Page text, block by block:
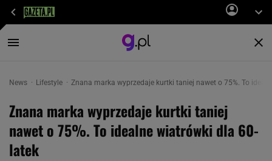
News Lifestyle Znana marka wyprzedaje kurtki taniej nawet o 75%. To
Znana marka wyprzedaje kurtki taniej
nawet o 75%. To idealne wiatrówki dla 60-
latek